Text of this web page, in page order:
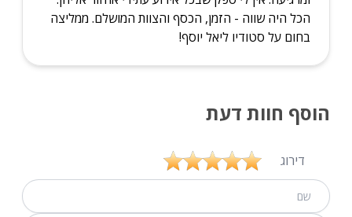
הכל היה שווה - הזמן, הכסף והצוות המושלם. ממליצה
בחום על סטודיו ליאל יוסף!
הוסף חוות דעת
דירוג